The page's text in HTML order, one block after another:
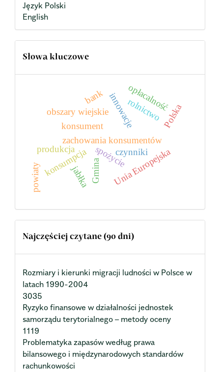
Język Polski
English
Słowa kluczowe
konsument
zachowania konsumentów
innowacje
obszary wiejskie
spożycieUnia Europejska
rolnictwoPolska
konsumpcja Gmina
czynniki
jabłka
produkcja
bank opłacalność
powiaty
Najczęściej czytane (90 dni)
Rozmiary i kierunki migracji ludności w Polsce w
latach 1990-2004
3035
Ryzyko finansowe w działalności jednostek
samorządu terytorialnego – metody oceny
1119
Problematyka zapasów według prawa
bilansowego i międzynarodowych standardów
rachunkowości